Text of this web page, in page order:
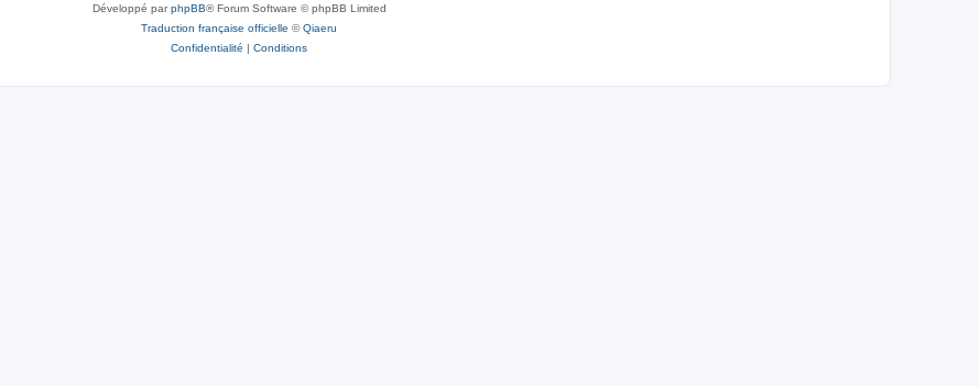
Développé parphpBB® Forum Software © phpBB Limited
Traduction française officielle ©Qiaeru
Confidentialité | Conditions